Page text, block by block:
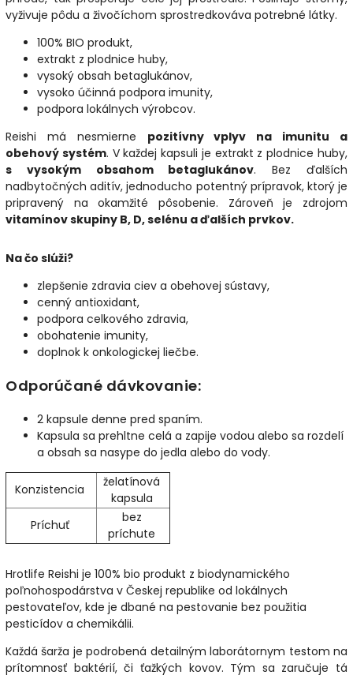
vyživuje pôdu a živočíchom sprostredkováva potrebné látky.
100% BIO produkt,
extrakt z plodnice huby,
vysoký obsah betaglukánov,
vysoko účinná podpora imunity,
podpora lokálnych výrobcov.
Reishi má nesmierne pozitívny vplyv na imunitu a
obehový systém. V každej kapsuli je extrakt z plodnice huby,
s vysokým obsahom betaglukánov. Bez ďalších
nadbytočných aditív, jednoducho potentný prípravok, ktorý je
pripravený na okamžité pôsobenie. Zároveň je zdrojom
vitamínov skupiny B, D, selénu a ďalších prvkov.
Na čo slúži?
zlepšenie zdravia ciev a obehovej sústavy,
cenný antioxidant,
podpora celkového zdravia,
obohatenie imunity,
doplnok k onkologickej liečbe.
Odporúčané dávkovanie:
2 kapsule denne pred spaním.
Kapsula sa prehltne celá a zapije vodou alebo sa rozdelí
a obsah sa nasype do jedla alebo do vody.
Konzistencia
želatínová
kapsula
Príchuť
bez
príchute
Hrotlife Reishi je 100% bio produkt z biodynamického
poľnohospodárstva v Českej republike od lokálnych
pestovateľov, kde je dbané na pestovanie bez použitia
pesticídov a chemikálii.
Každá šarža je podrobená detailným laborátornym testom na
prítomnosť baktérií, či ťažkých kovov. Tým sa zaručuje tá